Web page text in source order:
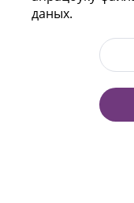
праспект
г. Мiнск,
Тэл.: (+375 17)
Эл. пошта:
даных.